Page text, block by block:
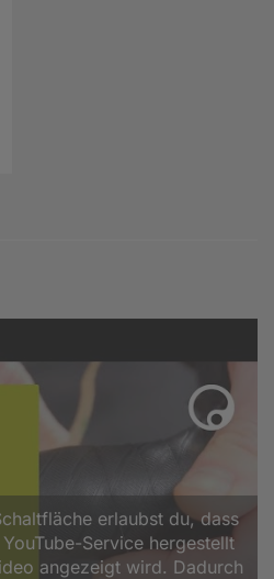
erlaubst du, dass
Service hergestellt
angezeigt wird. Dadurch